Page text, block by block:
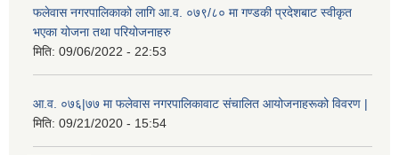
फलेवास नगरपालिकाको लागि आ.व. ०७९/८० मा गण्डकी प्रदेशबाट स्वीकृत
भएका योजना तथा परियोजनाहरु
मिति: 09/06/2022 - 22:53
आ.व. ०७६|७७ मा फलेवास नगरपालिकावाट संचालित आयोजनाहरूको विवरण |
मिति: 09/21/2020 - 15:54